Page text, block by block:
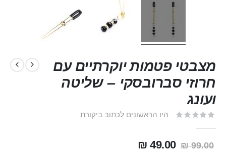
מצבטי פטמות יוקרתיים עם
חרוזי סברובסקי – שליטה
ועונג
היו הראשונים לכתוב ביקורת
99.00 ₪
49.00 ₪